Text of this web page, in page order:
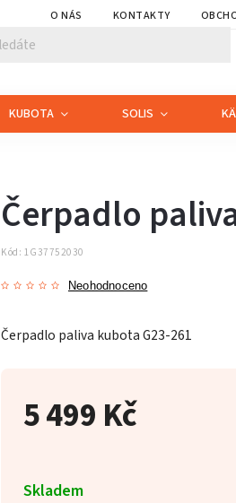
O NÁS KONTAKTY
KUBOTA SOLIS
5 499 Kč
Skladem
Čerpadlo
Kód: 1G37752030
Neohodnoceno
Čerpadlo paliva kubota G23-261